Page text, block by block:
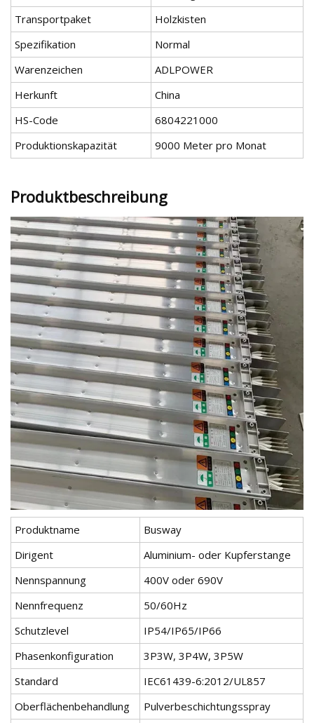
Transportpaket
Holzkisten
Spezifikation
Normal
Warenzeichen
ADLPOWER
Herkunft
China
HS-Code
6804221000
Produktionskapazität
9000 Meter pro Monat
Produktbeschreibung
Produktname
Busway
Dirigent
Aluminium- oder Kupferstange
Nennspannung
400V oder 690V
Nennfrequenz
50/60Hz
Schutzlevel
IP54/IP65/IP66
Phasenkonfiguration
3P3W, 3P4W, 3P5W
Standard
IEC61439-6:2012/UL857
Oberflächenbehandlung
Pulverbeschichtungsspray